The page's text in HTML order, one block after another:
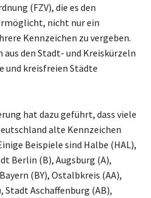
(FZV), die es den
nicht nur ein
Kennzeichen zu vergeben.
aus den Stadt- und Kreiskürzeln
und kreisfreien Städte
hat dazu geführt, dass viele
alte Kennzeichen
Beispiele sind Halbe (HAL),
Berlin (B), Augsburg (A),
(BY), Ostalbkreis (AA),
Aschaffenburg (AB),